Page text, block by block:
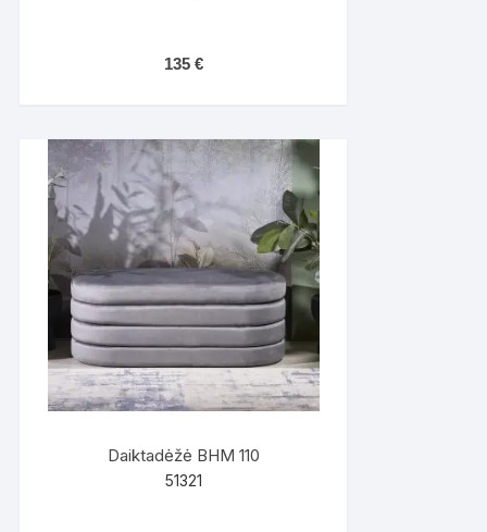
135 €
Daiktadėžė BHM 110
51321